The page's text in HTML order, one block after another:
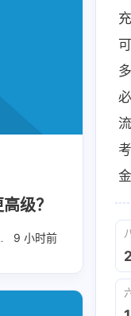
级？
9 小时前
白噪音专辑